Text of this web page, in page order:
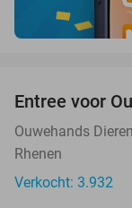
Entree voor
Ouwehands
Rhenen
Verkocht: 3.932